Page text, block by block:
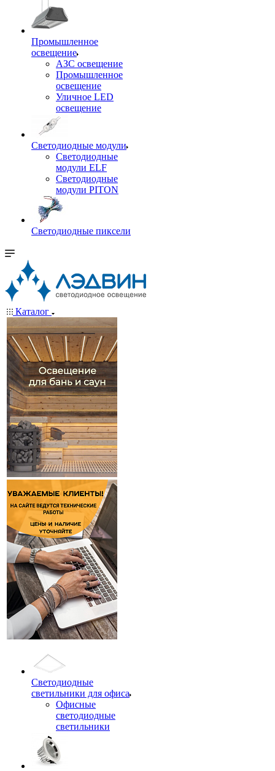
Промышленное
освещение
АЗС освещение
Промышленное
освещение
Уличное LED
освещение
Светодиодные модули
Светодиодные
модули ELF
Светодиодные
модули PITON
Светодиодные пиксели
Каталог
Светодиодные
светильники для офиса
Офисные
светодиодные
светильники